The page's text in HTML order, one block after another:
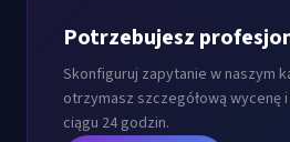
Potrzebujesz
Skonfiguruj zapytanie w naszym
otrzymasz szczegółową wycenę
ciągu 24 godzin.